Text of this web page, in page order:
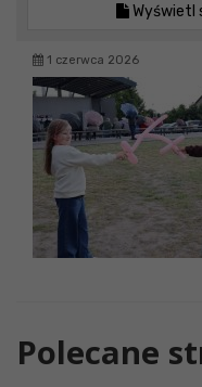
Wyświetl
1 czerwca 2026
Polecane